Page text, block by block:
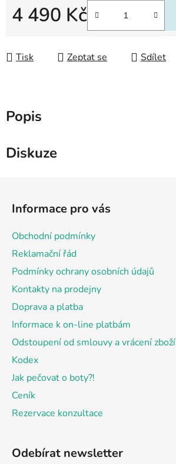
4 490 Kč
Tisk Zeptat se Sdílet
Popis
Diskuze
Informace pro vás
Obchodní podmínky
Reklamační řád
Podmínky ochrany osobních údajů
Kontakty na prodejny
Doprava a platba
Informace k on-line platbám
Odstoupení od smlouvy a vrácení zboží
Kodex
Jak pečovat o boty?!
Ceník
Rezervace konzultace
Odebírat newsletter